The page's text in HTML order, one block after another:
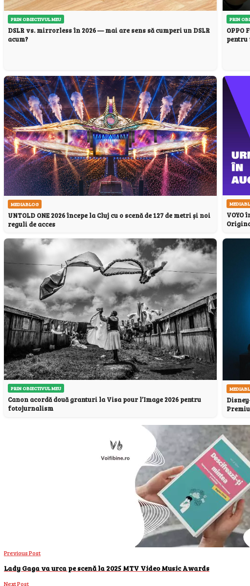
PRIN OBIECTIVUL MEU
DSLR vs. mirrorless în 2026 — mai are sens să cumperi un DSLR
acum?
PRIN
OPPO
MEDIABLOG
UNTOLD ONE 2026 începe la Cluj cu o scenă de 127 de metri și noi
reguli de acces
VOYO
PRIN OBIECTIVUL MEU
Canon acordă două granturi la Visa pour l’Image 2026 pentru
fotojurnalism
Previous Post
Lady Gaga va urca pe scenă la 2025 MTV Video Music Awards
Next Post